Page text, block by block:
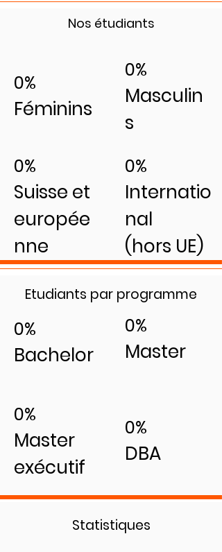
Nos étudiants
Féminins
0%
Masculin
s
0%
Suisse et
europée
nne
0%
Internatio
nal
(hors UE)
0%
Etudiants par programme
Bachelor
0%
Master
0%
Master
exécutif
0%
DBA
0%
Statistiques